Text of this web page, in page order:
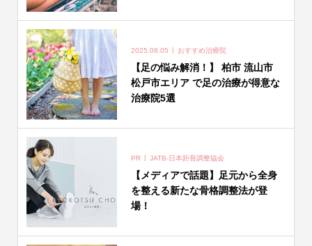
2025.08.05 おすすめ治療院
【足の悩み解消！】 柏市 流山市
松戸市エリア で足の治療が得意な
治療院5選
PR JATB-日本距骨調整協会
【メディアで話題】足元から全身
を整える新たな骨格調整法が登
場！